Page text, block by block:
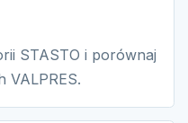
STASTO i porównaj